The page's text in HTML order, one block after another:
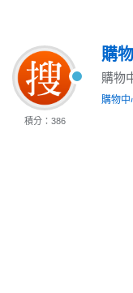
積分：386
購
購物
購物中